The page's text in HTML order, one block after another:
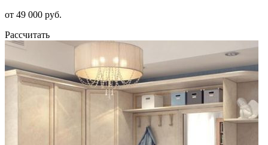
от 49 000 руб.
Рассчитать